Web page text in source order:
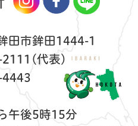
田市鉾田1444-1
代表)
午後5時15分